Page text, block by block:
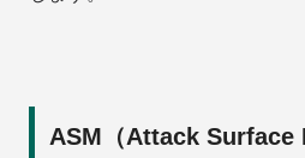
ASM（Attack Surface